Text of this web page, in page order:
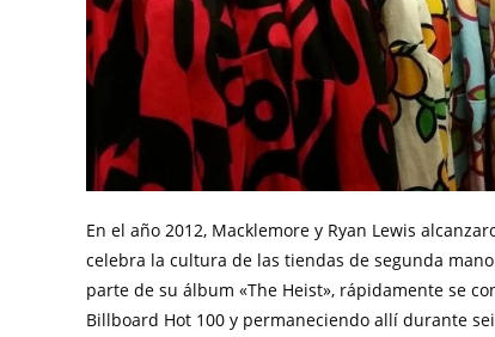
En el año 2012, Macklemore y Ryan Lewis
celebra la cultura de las tiendas de segunda
parte de su álbum «The Heist», rápidamente se
Billboard Hot 100 y permaneciendo allí durante